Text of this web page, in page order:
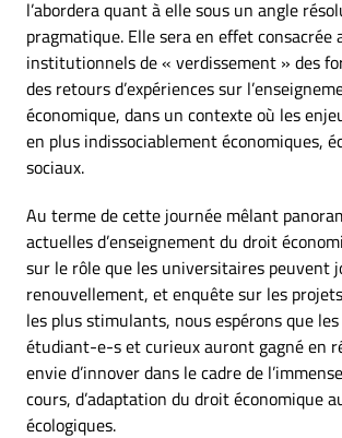
l’abordera quant à elle sous un angle
pragmatique. Elle sera en effet consacrée
institutionnels de « verdissement » des
des retours d’expériences sur
économique, dans un contexte où les
en plus indissociablement économiques,
sociaux.
Au terme de cette journée mêlant
actuelles d’enseignement du droit
sur le rôle que les universitaires peuvent
renouvellement, et enquête sur les
les plus stimulants, nous espérons que
étudiant-e-s et curieux auront gagné en
envie d’innover dans le cadre de
cours, d’adaptation du droit économique
écologiques.